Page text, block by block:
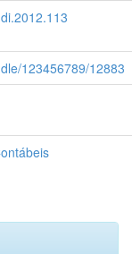
123456789/12883